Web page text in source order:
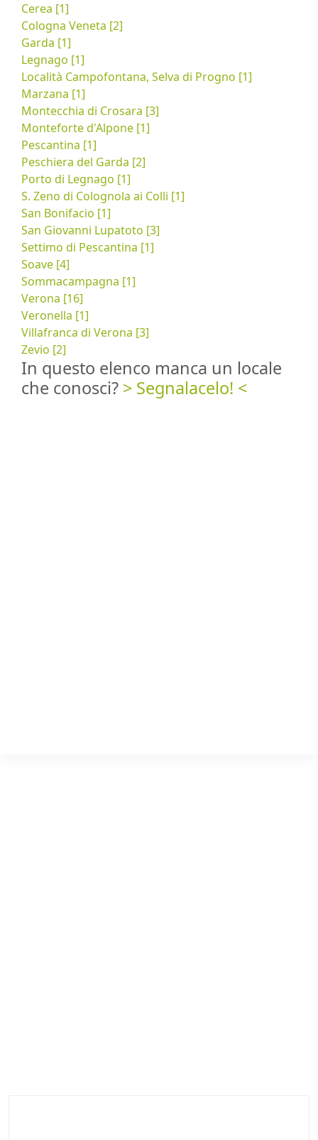
Cerea [1]
Cologna Veneta [2]
Garda [1]
Legnago [1]
Località Campofontana, Selva di Progno [1]
Marzana [1]
Montecchia di Crosara [3]
Monteforte d'Alpone [1]
Pescantina [1]
Peschiera del Garda [2]
Porto di Legnago [1]
S. Zeno di Colognola ai Colli [1]
San Bonifacio [1]
San Giovanni Lupatoto [3]
Settimo di Pescantina [1]
Soave [4]
Sommacampagna [1]
Verona [16]
Veronella [1]
Villafranca di Verona [3]
Zevio [2]
In questo elenco manca un locale
che conosci? > Segnalacelo! <